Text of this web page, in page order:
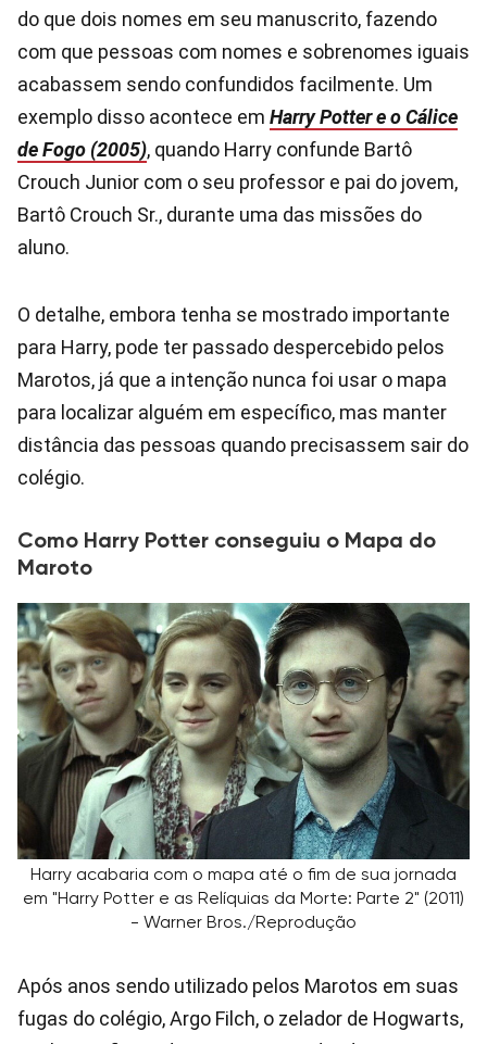
do que dois nomes em seu manuscrito, fazendo
com que pessoas com nomes e sobrenomes iguais
acabassem sendo confundidos facilmente. Um
exemplo disso acontece em Harry Potter e o Cálice
de Fogo (2005), quando Harry confunde Bartô
Crouch Junior com o seu professor e pai do jovem,
Bartô Crouch Sr., durante uma das missões do
aluno.
O detalhe, embora tenha se mostrado importante
para Harry, pode ter passado despercebido pelos
Marotos, já que a intenção nunca foi usar o mapa
para localizar alguém em específico, mas manter
distância das pessoas quando precisassem sair do
colégio.
Como Harry Potter conseguiu o Mapa do
Maroto
Harry acabaria com o mapa até o fim de sua jornada
em "Harry Potter e as Relíquias da Morte: Parte 2" (2011)
- Warner Bros./Reprodução
Após anos sendo utilizado pelos Marotos em suas
fugas do colégio, Argo Filch, o zelador de Hogwarts,